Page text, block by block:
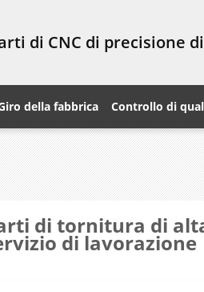
di CNC di precisione
della fabbrica Controllo di
di tornitura di
di lavorazione